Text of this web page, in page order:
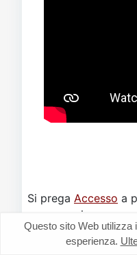
Si prega Accesso a
conversazione.
Questo sito Web utilizza
esperienza.